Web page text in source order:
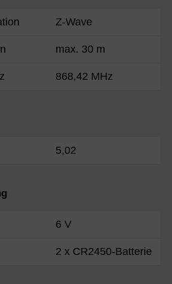
Z-Wave
max. 30 m
868,42 MHz
5,02
6 V
2 x CR2450-Batterie